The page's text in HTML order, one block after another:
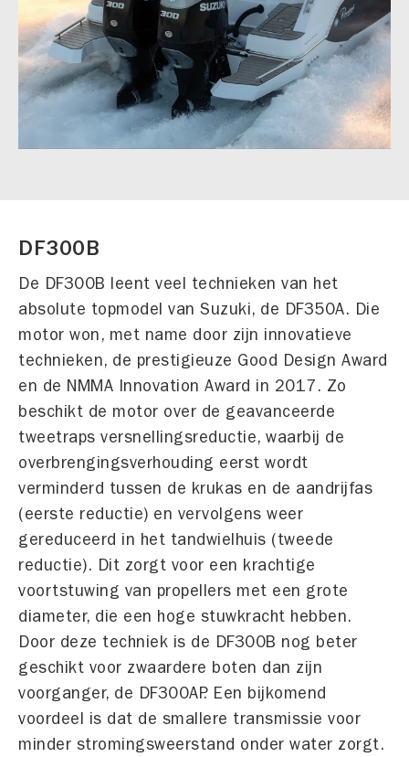
DF300B
De DF300B leent veel technieken van het
absolute topmodel van Suzuki, de DF350A. Die
motor won, met name door zijn innovatieve
technieken, de prestigieuze Good Design Award
en de NMMA Innovation Award in 2017. Zo
beschikt de motor over de geavanceerde
tweetraps versnellingsreductie, waarbij de
overbrengingsverhouding eerst wordt
verminderd tussen de krukas en de aandrijfas
(eerste reductie) en vervolgens weer
gereduceerd in het tandwielhuis (tweede
reductie). Dit zorgt voor een krachtige
voortstuwing van propellers met een grote
diameter, die een hoge stuwkracht hebben.
Door deze techniek is de DF300B nog beter
geschikt voor zwaardere boten dan zijn
voorganger, de DF300AP. Een bijkomend
voordeel is dat de smallere transmissie voor
minder stromingsweerstand onder water zorgt.